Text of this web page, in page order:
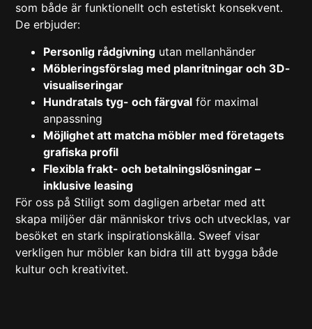
som både är funktionellt och estetiskt konsekvent.
De erbjuder:
Personlig rådgivning utan mellanhänder
Möbleringsförslag med planritningar och 3D-
visualiseringar
Hundratals tyg- och färgval för maximal
anpassning
Möjlighet att matcha möbler med företagets
grafiska profil
Flexibla frakt- och betalningslösningar –
inklusive leasing
För oss på Stiligt som dagligen arbetar med att
skapa miljöer där människor trivs och utvecklas, var
besöket en stark inspirationskälla. Sweef visar
verkligen hur möbler kan bidra till att bygga både
kultur och kreativitet.